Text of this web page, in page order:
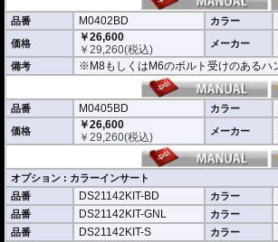
M0401BD 中空で内径が13-18mmのハンドルバーに
M0402BD M8もしくはM6のボルト受けのあるハンド
M0405BD M12のボルト受けのあるハンドルバーに
別売オプションにカラーインサートをご用意。
車体のイメージに合わせたカスタムが可能となり、ワ
してその存在感を高めます。
品番 M0402BD カラー
価格
￥26,600
￥29,260(税込) メーカー
備考 ※M8もしくはM6のボルト受けのあるハ
品番 M0405BD カラー
価格
￥26,600
￥29,260(税込) メーカー
オプション : カラーインサート
品番
DS21142KIT-BD カラー
品番 DS21142KIT-GNL カラー
品番 DS21142KIT-S カラー